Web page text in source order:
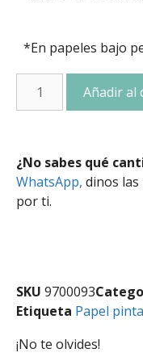
*En papeles bajo
Añadir al
¿No sabes qué
WhatsApp, dinos las
por ti.
SKU 9700093
Etiqueta Papel
¡No te olvides!